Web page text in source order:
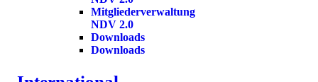
Mitgliederverwaltung
NDV 2.0
Downloads
Downloads